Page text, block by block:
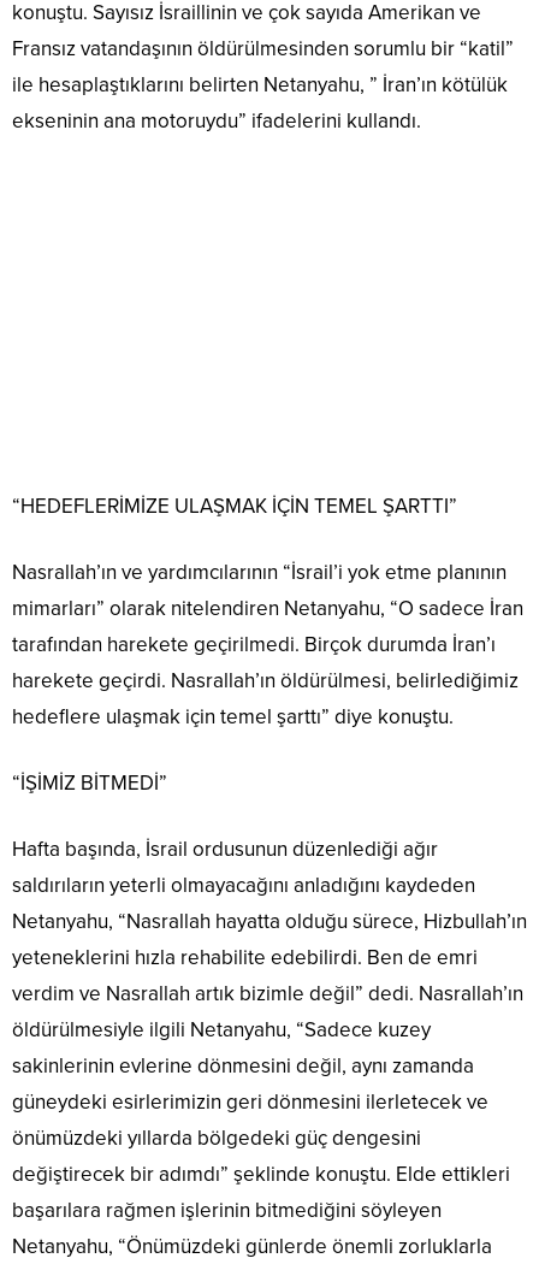
konuştu. Sayısız İsraillinin ve çok sayıda Amerikan ve
Fransız vatandaşının öldürülmesinden sorumlu bir “katil”
ile hesaplaştıklarını belirten Netanyahu, ” İran’ın kötülük
ekseninin ana motoruydu” ifadelerini kullandı.
“HEDEFLERİMİZE ULAŞMAK İÇİN TEMEL ŞARTTI”
Nasrallah’ın ve yardımcılarının “İsrail’i yok etme planının
mimarları” olarak nitelendiren Netanyahu, “O sadece İran
tarafından harekete geçirilmedi. Birçok durumda İran’ı
harekete geçirdi. Nasrallah’ın öldürülmesi, belirlediğimiz
hedeflere ulaşmak için temel şarttı” diye konuştu.
“İŞİMİZ BİTMEDİ”
Hafta başında, İsrail ordusunun düzenlediği ağır
saldırıların yeterli olmayacağını anladığını kaydeden
Netanyahu, “Nasrallah hayatta olduğu sürece, Hizbullah’ın
yeteneklerini hızla rehabilite edebilirdi. Ben de emri
verdim ve Nasrallah artık bizimle değil” dedi. Nasrallah’ın
öldürülmesiyle ilgili Netanyahu, “Sadece kuzey
sakinlerinin evlerine dönmesini değil, aynı zamanda
güneydeki esirlerimizin geri dönmesini ilerletecek ve
önümüzdeki yıllarda bölgedeki güç dengesini
değiştirecek bir adımdı” şeklinde konuştu. Elde ettikleri
başarılara rağmen işlerinin bitmediğini söyleyen
Netanyahu, “Önümüzdeki günlerde önemli zorluklarla